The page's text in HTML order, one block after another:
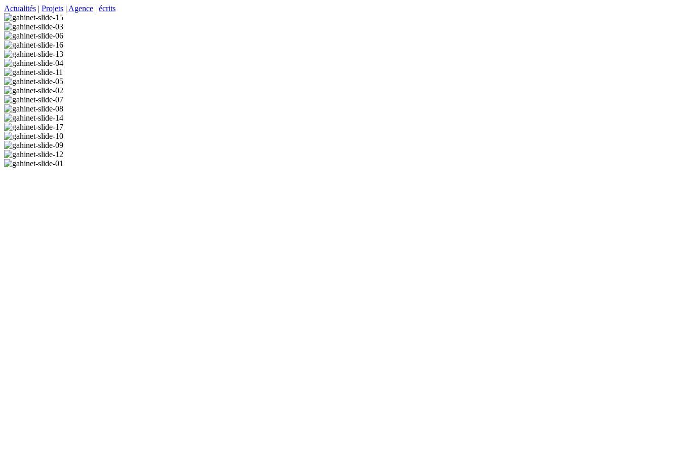
Actualités | Projets | Agence | écrits